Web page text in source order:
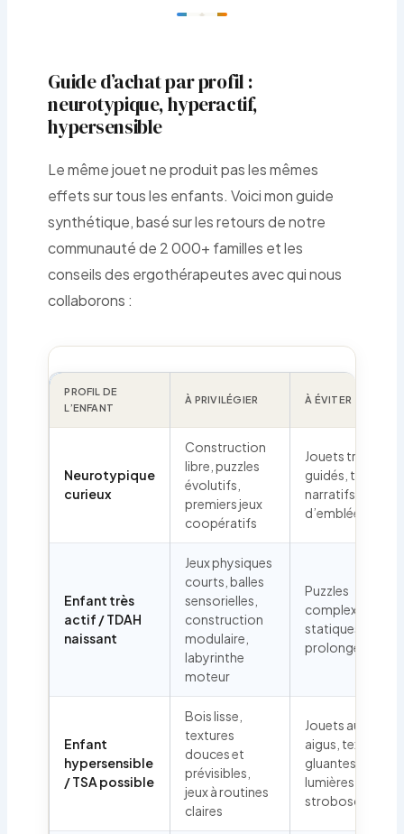
Guide d’achat par profil :
neurotypique, hyperactif,
hypersensible
Le même jouet ne produit pas les mêmes
effets sur tous les enfants. Voici mon guide
synthétique, basé sur les retours de notre
communauté de 2 000+ familles et les
conseils des ergothérapeutes avec qui nous
collaborons :
PROFIL DE
L’ENFANT
À PRIVILÉGIER À ÉVITER
Neurotypique
curieux
Construction
libre, puzzles
évolutifs,
premiers jeux
coopératifs
Jouets trop
guidés, trop
narratifs
d’emblée
Enfant très
actif / TDAH
naissant
Jeux physiques
courts, balles
sensorielles,
construction
modulaire,
labyrinthe
moteur
Puzzles
complexes, jeux
statiques
prolongés
Enfant
hypersensible
/ TSA possible
Bois lisse,
textures
douces et
prévisibles,
jeux à routines
claires
Jouets aux sons
aigus, textures
gluantes,
lumières